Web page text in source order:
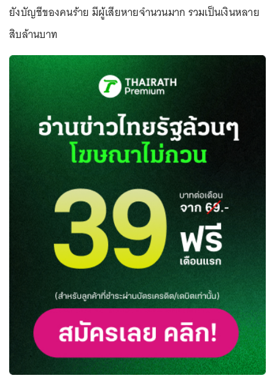
ยังบัญชีของคนร้าย มีผู้เสียหายจำนวนมาก รวมเป็นเงินหลาย
สิบล้านบาท